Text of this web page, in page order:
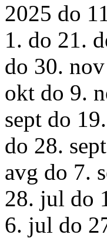
2025 do
1. do 21.
do 30.
okt do 9.
sept do
do 28.
avg do 7.
28. jul do
6. jul do